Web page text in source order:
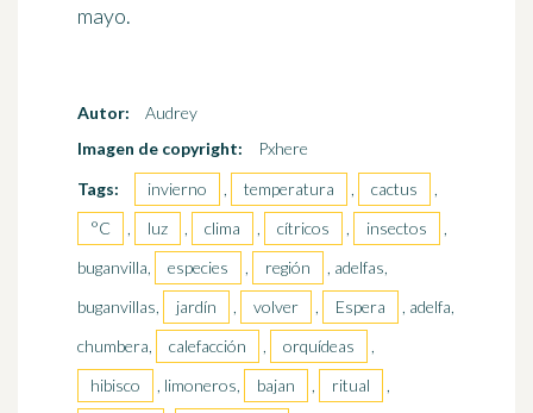
mayo.
Autor:
Audrey
Imagen de copyright:
Pxhere
Tags:
invierno , temperatura , cactus
,
°C
, luz , clima , cítricos , insectos
,
buganvilla,
especies , región
, adelfas,
buganvillas,
jardín , volver , Espera
, adelfa,
chumbera,
calefacción , orquídeas
,
hibisco
, limoneros, bajan , ritual
,